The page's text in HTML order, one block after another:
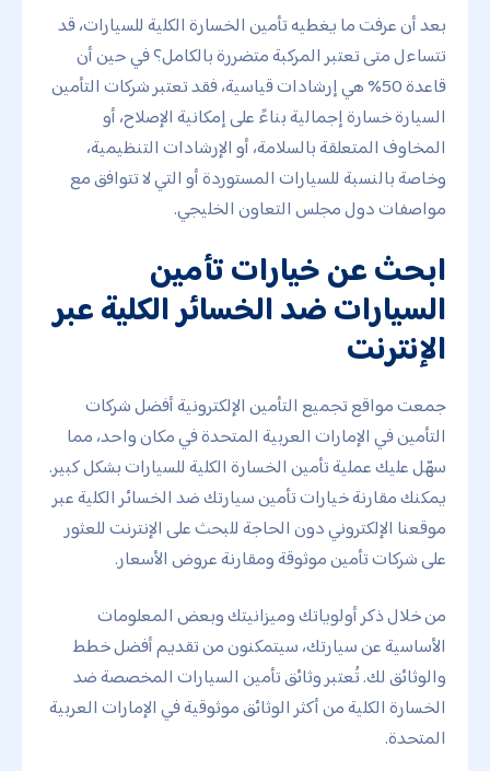
بعد أن عرفت ما يغطيه تأمين الخسارة الكلية للسيارات، قد
تتساءل متى تعتبر المركبة متضررة بالكامل؟ في حين أن
قاعدة 50% هي إرشادات قياسية، فقد تعتبر شركات التأمين
السيارة خسارة إجمالية بناءً على إمكانية الإصلاح، أو
المخاوف المتعلقة بالسلامة، أو الإرشادات التنظيمية،
وخاصة بالنسبة للسيارات المستوردة أو التي لا تتوافق مع
مواصفات دول مجلس التعاون الخليجي.
ابحث عن خيارات تأمين
السيارات ضد الخسائر الكلية عبر
الإنترنت
جمعت مواقع تجميع التأمين الإلكترونية أفضل شركات
التأمين في الإمارات العربية المتحدة في مكان واحد، مما
سهّل عليك عملية تأمين الخسارة الكلية للسيارات بشكل كبير.
يمكنك مقارنة خيارات تأمين سيارتك ضد الخسائر الكلية عبر
موقعنا الإلكتروني دون الحاجة للبحث على الإنترنت للعثور
على شركات تأمين موثوقة ومقارنة عروض الأسعار.
من خلال ذكر أولوياتك وميزانيتك وبعض المعلومات
الأساسية عن سيارتك، سيتمكنون من تقديم أفضل خطط
والوثائق لك. تُعتبر وثائق تأمين السيارات المخصصة ضد
الخسارة الكلية من أكثر الوثائق موثوقية في الإمارات العربية
المتحدة.